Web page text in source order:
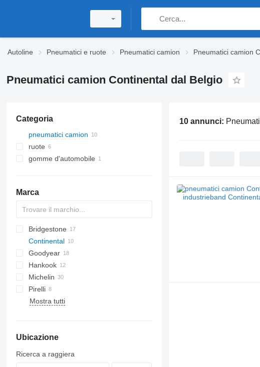
Autoline Pneumatici e ruote Pneumatici camion Pneumatici camion
Pneumatici camion Continental dal Belgio
Categoria
pneumatici camion
ruote
gomme d'automobile
Marca
Bridgestone
R164
R249
R297
Continental
HDR
SP
Goodyear
Hankook
Michelin
XZA
Pirelli
FH
Mostra tutti
Ubicazione
Ricerca a raggiera
10 annunci: